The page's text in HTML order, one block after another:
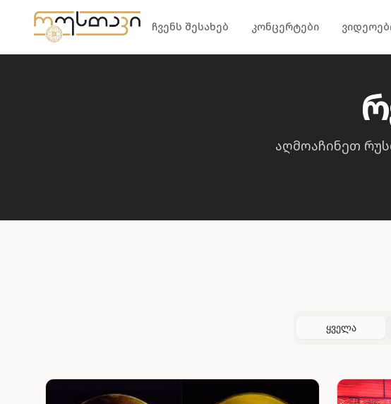
კონტენტზე გადასვლა
ჩვენს შესახებ კონცერტები
აღმოაჩინეთ
ყველა